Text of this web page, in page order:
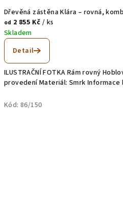
Dřevěná zástěna Klára – rovná,
od 2 855 Kč / ks
Skladem
Detail
ILUSTRAČNÍ FOTKA Rám rovný
provedení Materiál: Smrk Informace
Kód: 86/150